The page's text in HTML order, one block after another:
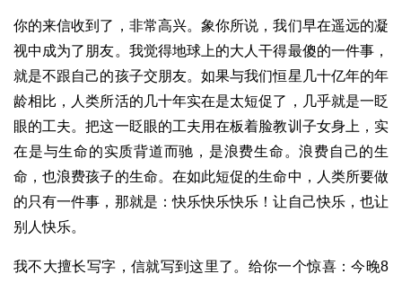
你的来信收到了，非常高兴。象你所说，我们早在遥远的凝
视中成为了朋友。我觉得地球上的大人干得最傻的一件事，
就是不跟自己的孩子交朋友。如果与我们恒星几十亿年的年
龄相比，人类所活的几十年实在是太短促了，几乎就是一眨
眼的工夫。把这一眨眼的工夫用在板着脸教训子女身上，实
在是与生命的实质背道而驰，是浪费生命。浪费自己的生
命，也浪费孩子的生命。在如此短促的生命中，人类所要做
的只有一件事，那就是：快乐快乐快乐！让自己快乐，也让
别人快乐。
我不大擅长写字，信就写到这里了。给你一个惊喜：今晚8